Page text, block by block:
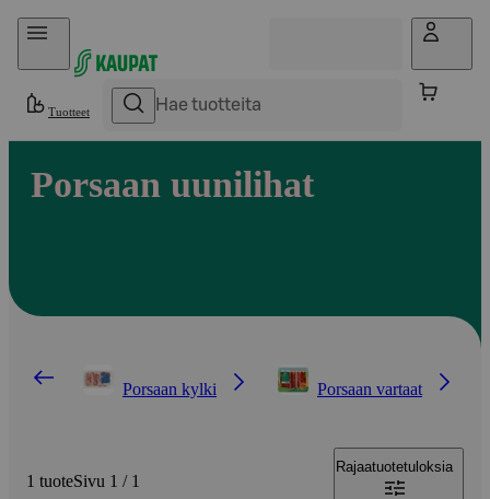
Hyppää sisältöön
Tuotteet
Porsaan uunilihat
Porsaan kylki Porsaan vartaat
1 tuoteSivu 1 / 1
Rajaatuotetuloksia